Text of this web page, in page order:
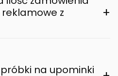
z
+
na upominki